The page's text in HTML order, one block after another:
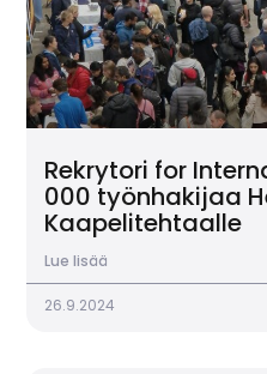
Rekrytori for
000 työnhakijaa
Kaapelitehtaalle
Lue lisää
26.9.2024